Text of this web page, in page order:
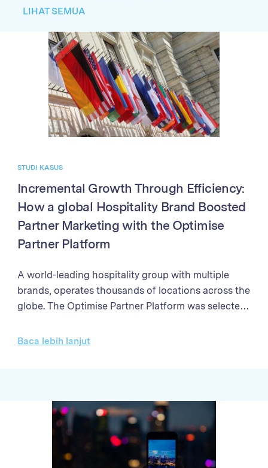
LIHAT SEMUA
STUDI KASUS
Incremental Growth Through Efficiency:
How a global Hospitality Brand Boosted
Partner Marketing with the Optimise
Partner Platform
A world-leading hospitality group with multiple
brands, operates thousands of locations across the
globe. The Optimise Partner Platform was selected
programme needed a solution to streamline partner
payments Through better partner management,
enhanced reporting, and streamlined payment
processes, the Brand achieved exponential growth
in sales and partner program performance. The
success demonstrates the power of the Optimise
Baca lebih lanjut